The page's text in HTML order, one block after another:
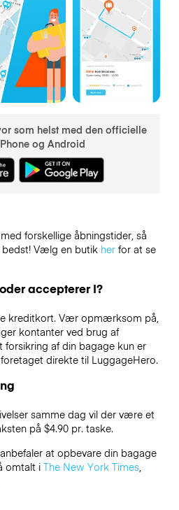
som helst med den officielle
og Android
forskellige åbningstider, så
Vælg en butik herfor at se
accepterer I?
kreditkort. Vær opmærksom på,
kontanter ved brug af
forsikring af din bagage kun er
direkte til LuggageHero.
samme dag vil der være et
på $4.90 pr. taske.
at opbevare din bagage
omtalt i The New York Times,